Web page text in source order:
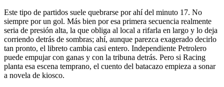
Este tipo de partidos suele quebrarse por ahí del minuto 17. No
siempre por un gol. Más bien por esa primera secuencia realmente
seria de presión alta, la que obliga al local a rifarla en largo y lo deja
corriendo detrás de sombras; ahí, aunque parezca exagerado decirlo
tan pronto, el libreto cambia casi entero. Independiente Petrolero
puede empujar con ganas y con la tribuna detrás. Pero si Racing
planta esa escena temprano, el cuento del batacazo empieza a sonar
a novela de kiosco.